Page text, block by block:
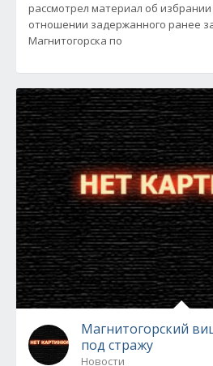
рассмотрел материал об
отношении задержанного ранее
Магнитогорска по
Магнитогорский
под стражу
Новости